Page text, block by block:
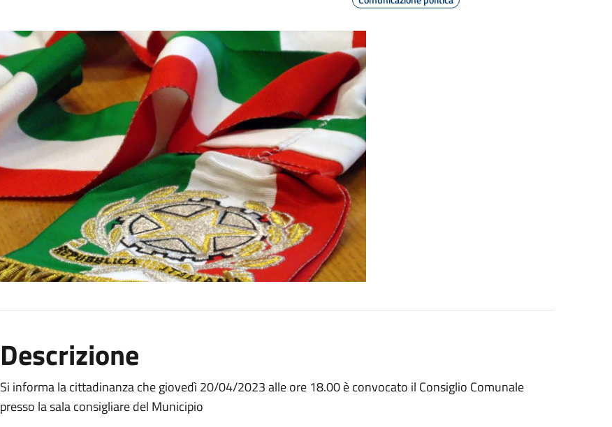
Descrizione
Si informa la cittadinanza che giovedì 20/04/2023 alle ore 18.00 è convocato il Consiglio Comunale
presso la sala consigliare del Municipio